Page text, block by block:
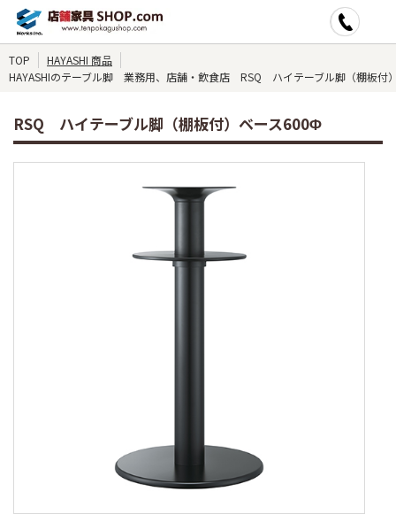
TOP
HAYASHI 商品
HAYASHIのテーブル脚 業務用、店舗・飲食店 RSQ ハイテーブル脚（棚板付
RSQ ハイテーブル脚（棚板付）ベース600Φ